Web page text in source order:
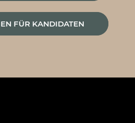
FÜR KANDIDATEN